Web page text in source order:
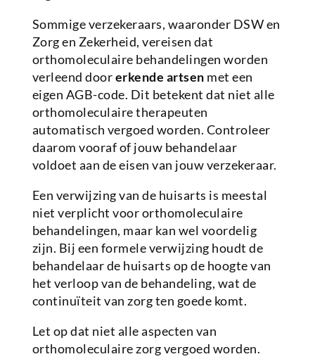
Sommige verzekeraars, waaronder DSW en
Zorg en Zekerheid, vereisen dat
orthomoleculaire behandelingen worden
verleend doorerkende artsen met een
eigen AGB-code. Dit betekent dat niet alle
orthomoleculaire therapeuten
automatisch vergoed worden. Controleer
daarom vooraf of jouw behandelaar
voldoet aan de eisen van jouw verzekeraar.
Een verwijzing van de huisarts is meestal
niet verplicht voor orthomoleculaire
behandelingen, maar kan wel voordelig
zijn. Bij een formele verwijzing houdt de
behandelaar de huisarts op de hoogte van
het verloop van de behandeling, wat de
continuïteit van zorg ten goede komt.
Let op dat niet alle aspecten van
orthomoleculaire zorg vergoed worden.